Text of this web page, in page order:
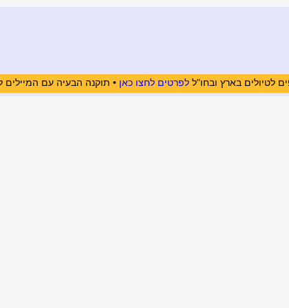
לטיולים בארץ ובחו"ללפרטים לחצו כאן • תוקנה הבעיה עם